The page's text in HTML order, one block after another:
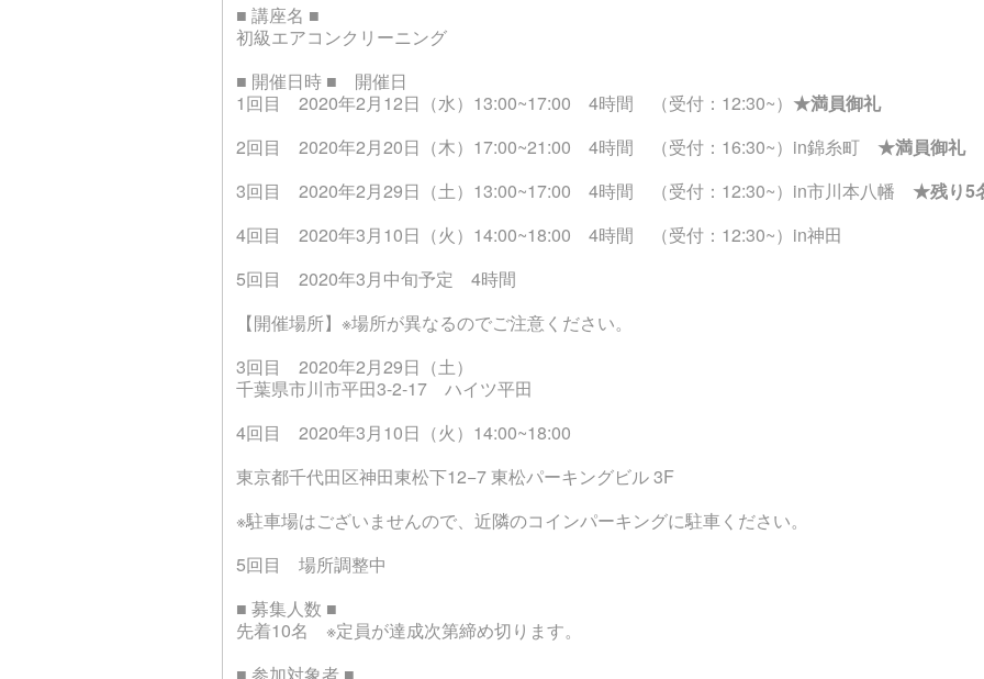
■ 講座名 ■
初級エアコンクリーニング
■ 開催日時 ■ 開催日
1回目 2020年2月12日（水）13:00~17:00 4時間 （受付：12:30~） ★満員御礼
2回目 2020年2月20日（木）17:00~21:00 4時間 （受付：16:30~）in錦糸町 ★満員御礼
3回目 2020年2月29日（土）13:00~17:00 4時間 （受付：12:30~）in市川本八幡 ★残り5
4回目 2020年3月10日（火）14:00~18:00 4時間 （受付：12:30~）in神田
5回目 2020年3月中旬予定 4時間
【開催場所】※場所が異なるのでご注意ください。
3回目 2020年2月29日（土）
千葉県市川市平田3-2-17 ハイツ平田
4回目 2020年3月10日（火）14:00~18:00
東京都千代田区神田東松下12−7 東松パーキングビル 3F
※駐車場はございませんので、近隣のコインパーキングに駐車ください。
5回目 場所調整中
■ 募集人数 ■
先着10名 ※定員が達成次第締め切ります。
■ 参加対象者 ■